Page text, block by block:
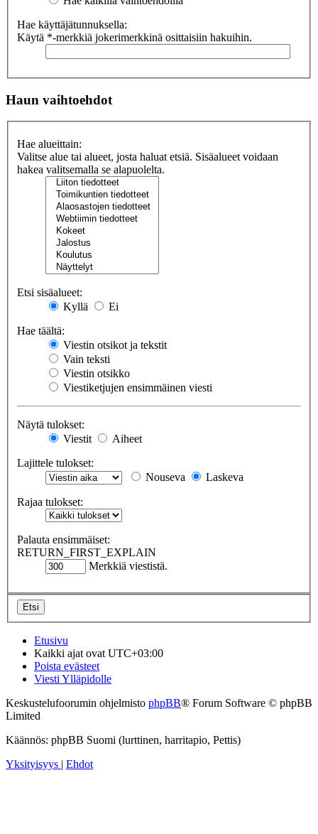
Hae käyttäjätunnuksella:
Käytä *-merkkiä jokerimerkkinä osittaisiin hakuihin.
Haun vaihtoehdot
Hae alueittain:
Valitse alue tai alueet, josta haluat etsiä. Sisäalueet voidaan
hakea valitsemalla se alapuolelta.
Etsi sisäalueet:
Kyllä
Ei
Hae täältä:
Viestin otsikot ja tekstit
Vain teksti
Viestin otsikko
Viestiketjujen ensimmäinen viesti
Näytä tulokset:
Viestit
Aiheet
Lajittele tulokset:
Nouseva
Laskeva
Rajaa tulokset:
Palauta ensimmäiset:
RETURN_FIRST_EXPLAIN
Merkkiä viestistä.
Etusivu
Kaikki ajat ovat UTC+03:00
Poista evästeet
Viesti Ylläpidolle
Keskustelufoorumin ohjelmisto phpBB® Forum Software © phpBB
Limited
Käännös: phpBB Suomi (lurttinen, harritapio, Pettis)
Yksityisyys | Ehdot